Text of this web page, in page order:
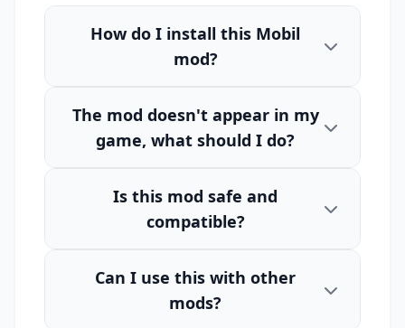
How do I install this Mobil
mod?
The mod doesn't appear in my
game, what should I do?
Is this mod safe and
compatible?
Can I use this with other
mods?